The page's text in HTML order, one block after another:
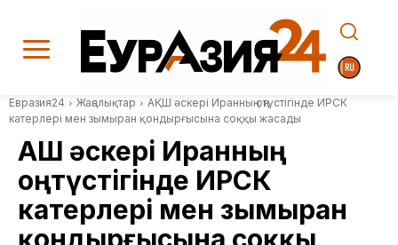
Евразия24 Жаңалықтар
АҚШ әскері Иранның оңтүстігінде ИРСК
катерлері мен зымыран қондырғысына соққы жасады
АҚШ әскері Иранның
оңтүстігінде ИРСК
катерлері мен зымыран